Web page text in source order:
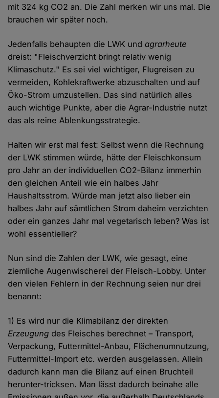
mit 324 kg CO2 an. Die Zahl merken wir uns mal. Die
brauchen wir später noch.
Jedenfalls behaupten die LWK und agrarheute
dreist: "Fleischverzicht bringt relativ wenig
Klimaschutz." Es sei viel wichtiger, Flugreisen zu
vermeiden, Kohlekraftwerke abzuschalten und auf
Öko-Strom umzustellen. Das sind natürlich alles
auch wichtige Punkte, aber die Agrar-Industrie nutzt
das als reine Ablenkungsstrategie.
Halten wir erst mal fest: Selbst wenn die Rechnung
der LWK stimmen würde, hätte der Fleischkonsum
pro Jahr an der individuellen CO2-Bilanz immerhin
den gleichen Anteil wie ein halbes Jahr
Haushaltsstrom. Würde man jetzt also lieber ein
halbes Jahr auf sämtlichen Strom daheim verzichten
oder ein ganzes Jahr mal vegetarisch leben? Was ist
wohl essentieller?
Nun sind die Zahlen der LWK, wie gesagt, eine
ziemliche Augenwischerei der Fleisch-Lobby. Unter
den vielen Fehlern in der Rechnung seien nur drei
benannt:
1) Es wird nur die Klimabilanz der direkten
Erzeugung des Fleisches berechnet – Transport,
Verpackung, Futtermittel-Anbau, Flächenumnutzung,
Futtermittel-Import etc. werden ausgelassen. Allein
dadurch kann man die Bilanz auf einen Bruchteil
herunter-tricksen. Man lässt dadurch beinahe alle